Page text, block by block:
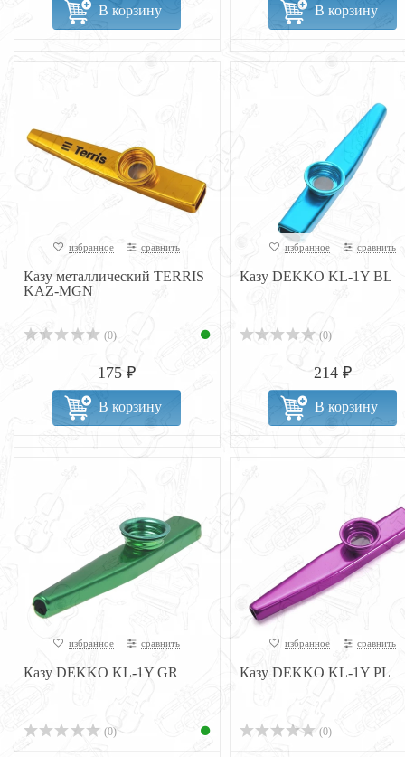
В корзину В корзину
избранное сравнить
Казу металлический TERRIS
KAZ-MGN
(0)
175 ₽
В корзину
избранное сравнить
Казу DEKKO KL-1Y BL
(0)
214 ₽
В корзину
избранное сравнить
Казу DEKKO KL-1Y GR
(0)
избранное сравнить
Казу DEKKO KL-1Y PL
(0)